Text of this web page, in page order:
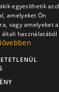
egyesíthetik
amelyeket Ön
vagy amelyeket a
használatából